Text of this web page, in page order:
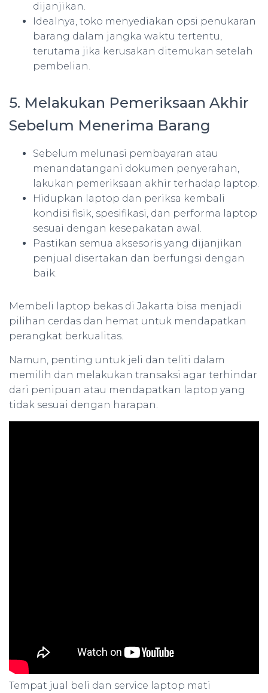
dijanjikan.
Idealnya, toko menyediakan opsi penukaran
barang dalam jangka waktu tertentu,
terutama jika kerusakan ditemukan setelah
pembelian.
5. Melakukan Pemeriksaan Akhir
Sebelum Menerima Barang
Sebelum melunasi pembayaran atau
menandatangani dokumen penyerahan,
lakukan pemeriksaan akhir terhadap laptop.
Hidupkan laptop dan periksa kembali
kondisi fisik, spesifikasi, dan performa laptop
sesuai dengan kesepakatan awal.
Pastikan semua aksesoris yang dijanjikan
penjual disertakan dan berfungsi dengan
baik.
Membeli laptop bekas di Jakarta bisa menjadi
pilihan cerdas dan hemat untuk mendapatkan
perangkat berkualitas.
Namun, penting untuk jeli dan teliti dalam
memilih dan melakukan transaksi agar terhindar
dari penipuan atau mendapatkan laptop yang
tidak sesuai dengan harapan.
Tempat jual beli dan service laptop mati